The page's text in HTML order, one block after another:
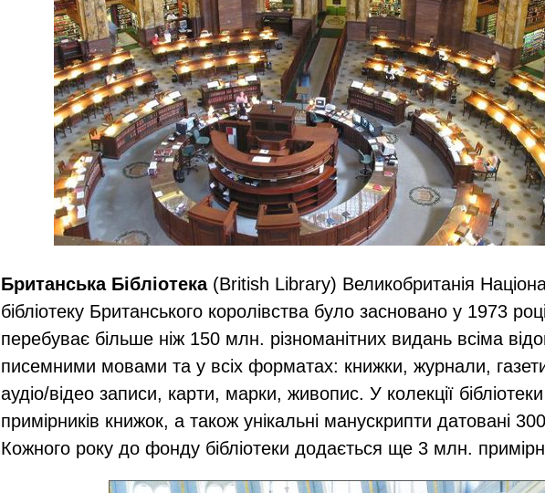
Британська Бібліотека(British Library) Великобританія
бібліотеку Британського королівства було засновано у 1973
перебуває більше ніж 150 млн. різноманітних видань всіма
писемними мовами та у всіх форматах: книжки, журнали,
аудіо/​відео записи, карти, марки, живопис. У колекції
примірників книжок, а також унікальні манускрипти датовані
Кожного року до фонду бібліотеки додається ще 3 млн.